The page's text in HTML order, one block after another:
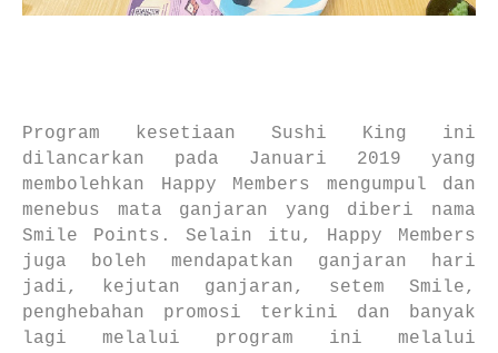
Program kesetiaan Sushi King ini
dilancarkan pada Januari 2019 yang
membolehkan Happy Members mengumpul dan
menebus mata ganjaran yang diberi nama
Smile Points. Selain itu, Happy Members
juga boleh mendapatkan ganjaran hari
jadi, kejutan ganjaran, setem Smile,
penghebahan promosi terkini dan banyak
lagi melalui program ini melalui